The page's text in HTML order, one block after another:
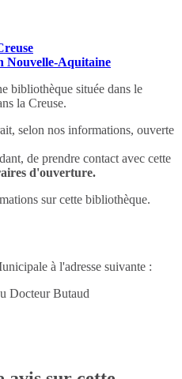
Nouvelle-Aquitaine
bibliothèque située dans le
la Creuse.
selon nos informations, ouverte
de prendre contact avec cette
d'ouverture.
sur cette bibliothèque.
à l'adresse suivante :
Docteur Butaud